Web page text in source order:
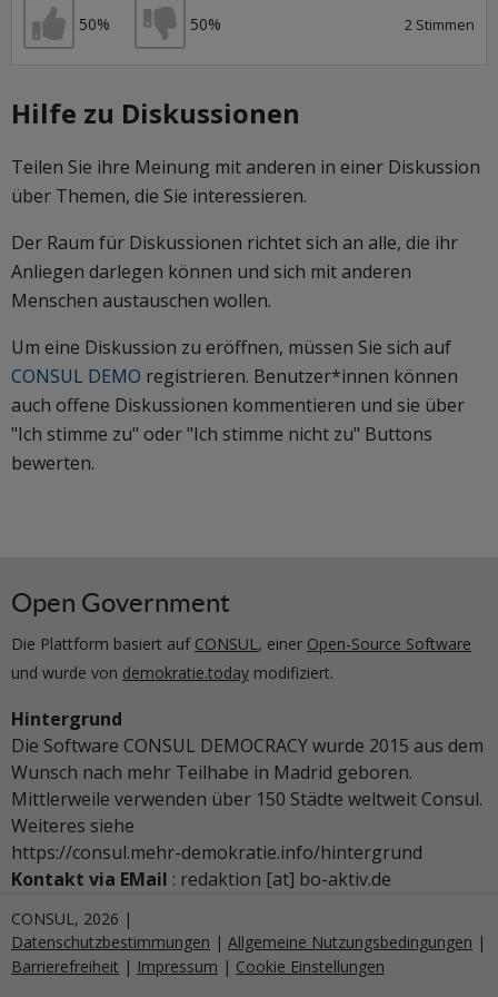
gefährdeten Gebiet in Zeiten unwiederruflicher
klimatischen Veränderungen nicht gebaut werden2 Stimmen
Ich stimme zu
50%
Ich stimme nicht zu
50%
Hilfe zu Diskussionen
Teilen Sie ihre Meinung mit anderen in einer Diskussion
über Themen, die Sie interessieren.
Der Raum für Diskussionen richtet sich an alle, die ihr
Anliegen darlegen können und sich mit anderen
Menschen austauschen wollen.
Um eine Diskussion zu eröffnen, müssen Sie sich auf
CONSUL DEMO registrieren. Benutzer*innen können
auch offene Diskussionen kommentieren und sie über
"Ich stimme zu" oder "Ich stimme nicht zu" Buttons
bewerten.
Open Government
Die Plattform basiert auf CONSUL, einer Open-Source Software
und wurde von demokratie.today modifiziert.
Hintergrund
Die Software CONSUL DEMOCRACY wurde 2015 aus dem
Wunsch nach mehr Teilhabe in Madrid geboren.
Mittlerweile verwenden über 150 Städte weltweit Consul.
Weiteres siehe
https://consul.mehr-demokratie.info/hintergrund
Kontakt via EMail : redaktion [at] bo-aktiv.de
CONSUL, 2026 |
Datenschutzbestimmungen | Allgemeine Nutzungsbedingungen |
Barrierefreiheit | Impressum | Cookie Einstellungen